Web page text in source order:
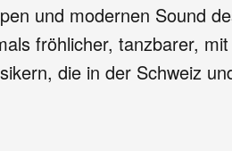
und modernen Sound
fröhlicher, tanzbarer,
die in der Schweiz